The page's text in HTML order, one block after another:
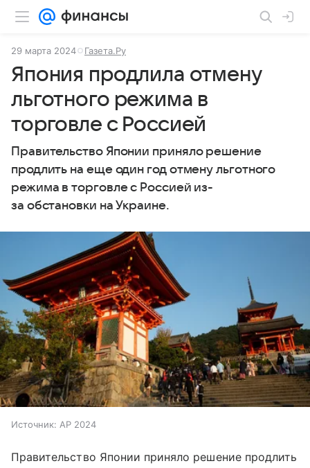
29 марта 2024 Газета.Ру
Япония продлила отмену
льготного режима в
торговле с Россией
Правительство Японии приняло решение
продлить на еще один год отмену льготного
режима в торговле с Россией из-
за обстановки на Украине.
Источник: AP 2024
Правительство Японии приняло решение продлить